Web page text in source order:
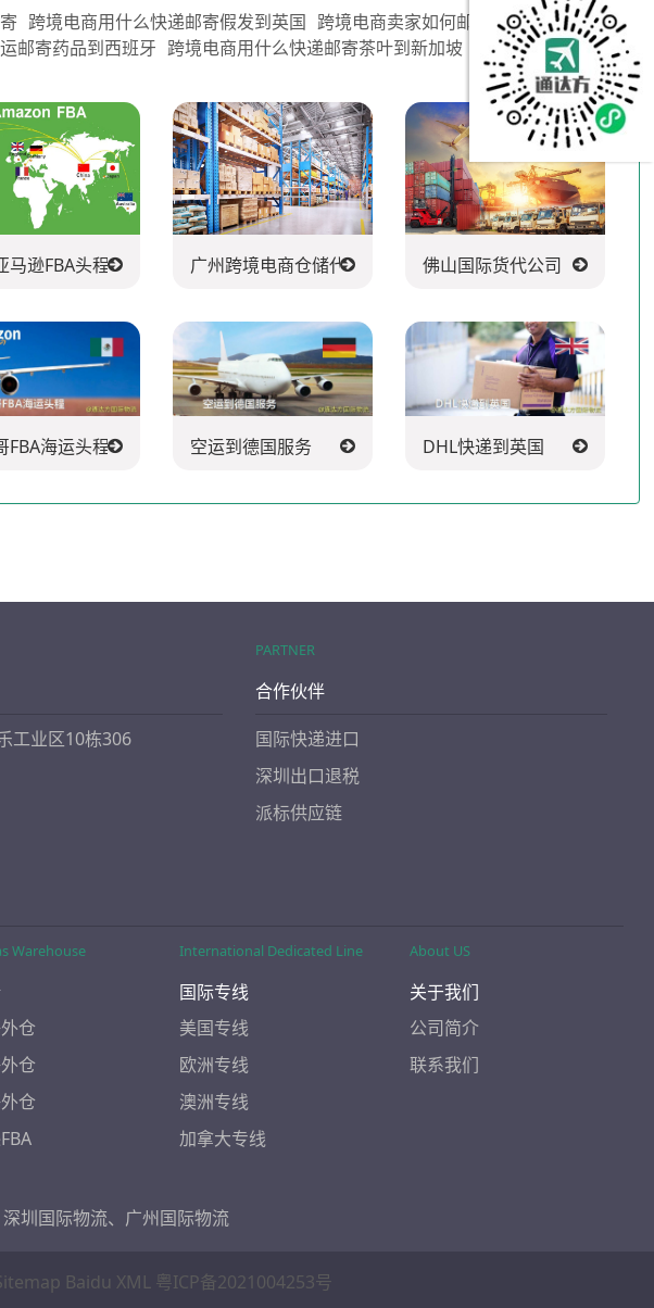
跨境电商用什么快递邮寄假发到英国 跨境电商卖家如何邮寄玩具到日本
邮寄药品到西班牙 跨境电商用什么快递邮寄茶叶到新加坡
马逊FBA头程派送公司 广州跨境电商仓储代发货 佛山国际货代公司
FBA海运头程 空运到德国服务 DHL快递到英国
工业区10栋306
PARTNER
合作伙伴
国际快递进口
深圳出口退税
派标供应链
Warehouse
仓
仓
仓
International Dedicated Line
国际专线
美国专线
欧洲专线
澳洲专线
加拿大专线
About US
关于我们
公司简介
联系我们
深圳国际物流、 广州国际物流
Baidu XML 粤ICP备2021004253号